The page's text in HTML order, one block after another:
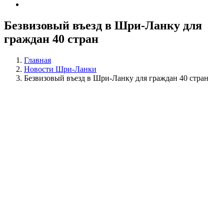
Безвизовый въезд в Шри-Ланку для
граждан 40 стран
Главная
Новости Шри-Ланки
Безвизовый въезд в Шри-Ланку для граждан 40 стран